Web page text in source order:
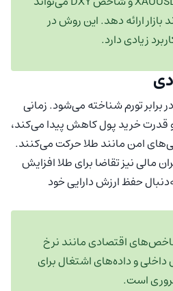
ارائه دهد. این روش در
زیادی دارد.
در برابر تورم شناخته می‌شود. زمانی
قدرت خرید پول کاهش پیدا می‌کند،
امن مانند طلا حرکت می‌کنند.
مالی نیز تقاضا برای طلا افزایش
حفظ ارزش دارایی خود
اقتصادی مانند نرخ
داخلی و داده‌های اشتغال برای
است.